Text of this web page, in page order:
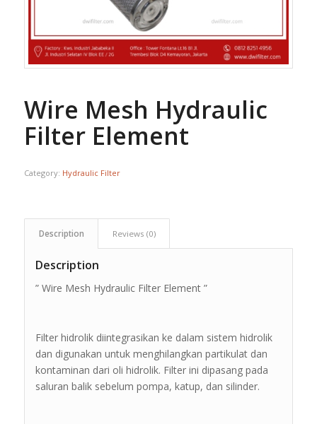
Wire Mesh Hydraulic
Filter Element
Category: Hydraulic Filter
Description Reviews (0)
Description
” Wire Mesh Hydraulic Filter Element ”
Filter hidrolik diintegrasikan ke dalam sistem hidrolik
dan digunakan untuk menghilangkan partikulat dan
kontaminan dari oli hidrolik. Filter ini dipasang pada
saluran balik sebelum pompa, katup, dan silinder.